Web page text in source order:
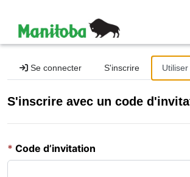
Se connecter S'inscrire
S'inscrire avec un code
Code d’invitation